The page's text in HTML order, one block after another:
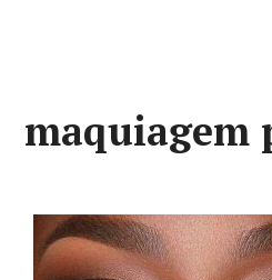
maquiagem